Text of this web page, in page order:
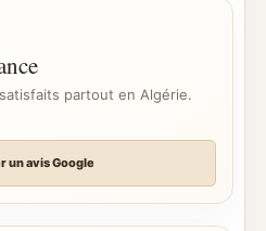
partout en Algérie.
un avis Google